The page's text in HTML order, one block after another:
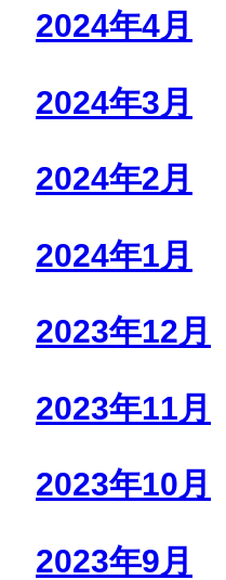
2024年4月
2024年3月
2024年2月
2024年1月
2023年12月
2023年11月
2023年10月
2023年9月